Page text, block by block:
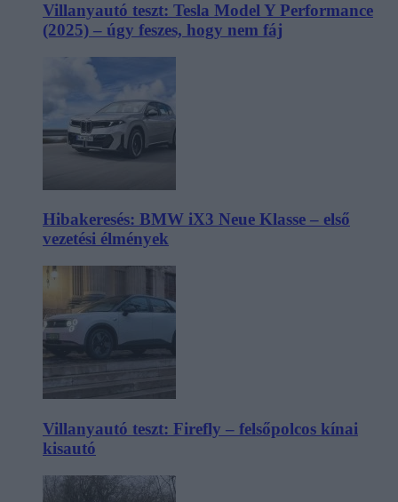
Villanyautó teszt: Tesla Model Y Performance
(2025) – úgy feszes, hogy nem fáj
Hibakeresés: BMW iX3 Neue Klasse – első
vezetési élmények
Villanyautó teszt: Firefly – felsőpolcos kínai
kisautó